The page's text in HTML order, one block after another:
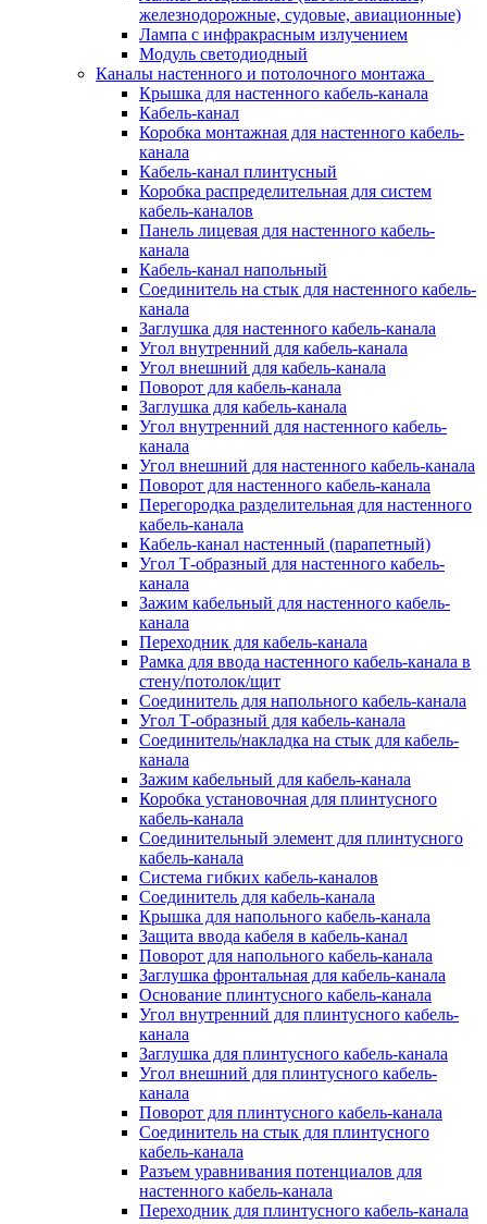
железнодорожные, судовые, авиационные)
Лампа с инфракрасным излучением
Модуль светодиодный
Каналы настенного и потолочного монтажа
Крышка для настенного кабель-канала
Кабель-канал
Коробка монтажная для настенного кабель-
канала
Кабель-канал плинтусный
Коробка распределительная для систем
кабель-каналов
Панель лицевая для настенного кабель-
канала
Кабель-канал напольный
Соединитель на стык для настенного кабель-
канала
Заглушка для настенного кабель-канала
Угол внутренний для кабель-канала
Угол внешний для кабель-канала
Поворот для кабель-канала
Заглушка для кабель-канала
Угол внутренний для настенного кабель-
канала
Угол внешний для настенного кабель-канала
Поворот для настенного кабель-канала
Перегородка разделительная для настенного
кабель-канала
Кабель-канал настенный (парапетный)
Угол Т-образный для настенного кабель-
канала
Зажим кабельный для настенного кабель-
канала
Переходник для кабель-канала
Рамка для ввода настенного кабель-канала в
стену/потолок/щит
Соединитель для напольного кабель-канала
Угол Т-образный для кабель-канала
Соединитель/накладка на стык для кабель-
канала
Зажим кабельный для кабель-канала
Коробка установочная для плинтусного
кабель-канала
Соединительный элемент для плинтусного
кабель-канала
Система гибких кабель-каналов
Соединитель для кабель-канала
Крышка для напольного кабель-канала
Защита ввода кабеля в кабель-канал
Поворот для напольного кабель-канала
Заглушка фронтальная для кабель-канала
Основание плинтусного кабель-канала
Угол внутренний для плинтусного кабель-
канала
Заглушка для плинтусного кабель-канала
Угол внешний для плинтусного кабель-
канала
Поворот для плинтусного кабель-канала
Соединитель на стык для плинтусного
кабель-канала
Разъем уравнивания потенциалов для
настенного кабель-канала
Переходник для плинтусного кабель-канала